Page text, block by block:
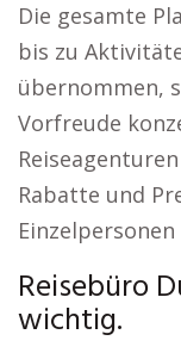
Die gesamte
bis zu
übernommen,
Vorfreude
Rabatte und
Reisebüro
wichtig.